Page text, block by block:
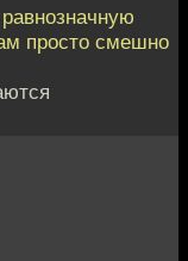
просто смешно